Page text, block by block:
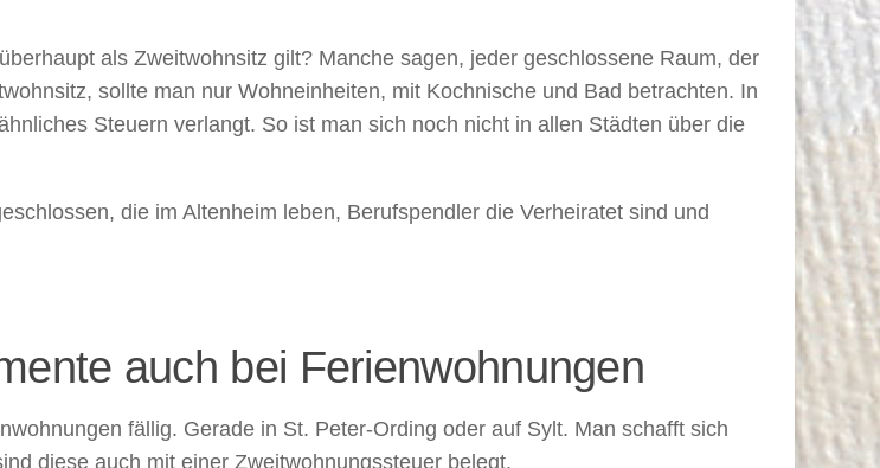
als Zweitwohnsitz gilt? Manche sagen, jeder geschlossene Raum, der
sollte man nur Wohneinheiten, mit Kochnische und Bad betrachten. In
Steuern verlangt. So ist man sich noch nicht in allen Städten über die
die im Altenheim leben, Berufspendler die Verheiratet sind und
auch bei Ferienwohnungen
fällig. Gerade in St. Peter-Ording oder auf Sylt. Man schafft sich
diese auch mit einer Zweitwohnungssteuer belegt.